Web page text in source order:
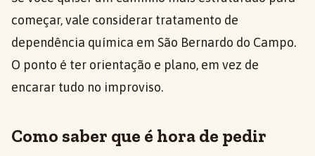
começar, vale considerar tratamento de
dependência química em São Bernardo do Campo.
O ponto é ter orientação e plano, em vez de
encarar tudo no improviso.
Como saber que é hora de pedir